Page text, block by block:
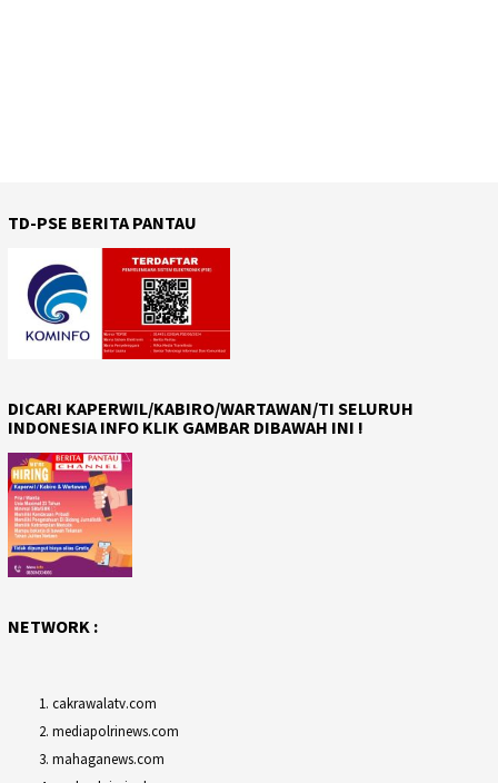
TD-PSE BERITA PANTAU
DICARI KAPERWIL/KABIRO/WARTAWAN/TI SELURUH
INDONESIA INFO KLIK GAMBAR DIBAWAH INI !
NETWORK :
cakrawalatv.com
mediapolrinews.com
mahaganews.com